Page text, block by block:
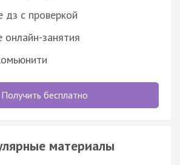
дз с проверкой
онлайн-занятия
Получить бесплатно
материалы